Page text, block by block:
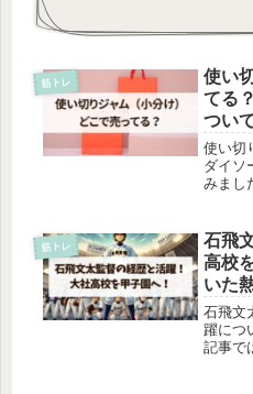
筋トレ
使い
てる
つい
使い切
ダイソ
みまし
ろんな
ジャム
わ...
筋トレ
石飛
高校
いた
石飛文
躍につ
記事で